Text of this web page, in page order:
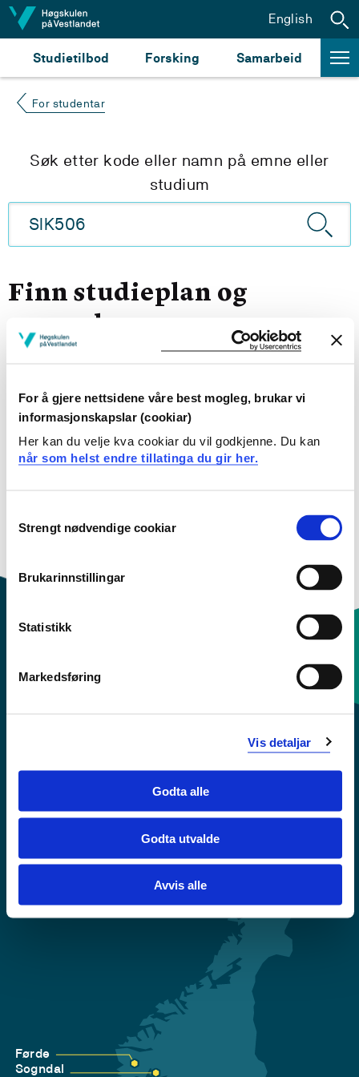
For å gjere nettsidene våre best mogleg, brukar vi
informasjonskapslar (cookiar)
Her kan du velje kva cookiar du vil godkjenne. Du kan
når som helst endre tillatinga du gir her.
Selection
Strengt nødvendige cookiar
Brukarinnstillingar
Statistikk
Markedsføring
Vis detaljar
Godta alle
Godta utvalde
Avvis alle
Hopp til innhald
Studietilbod Forsking Samarbeid
English
For studentar
Søk etter kode eller namn på emne eller
studium
Finn studieplan og
emneplan
Filtervalg
SIK506 Modellering av brannsikkerhet
2026-2027
Tilgjengelegheitserklæring
Førde
Sogndal